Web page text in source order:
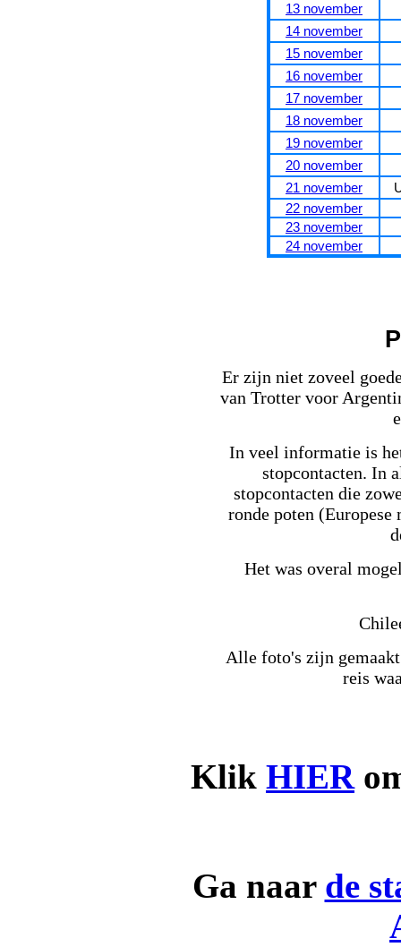
13 november
14 november
15 november
16 november
17 november
18 november
19 november
20 november
21 november
22 november
23 november
24 november
Er zijn niet zoveel
van Trotter voor
In veel informatie is
stopcontacten. In
stopcontacten die
ronde poten
Het was overal
Alle foto's zijn
reis
Klik HIER
Ga naar de